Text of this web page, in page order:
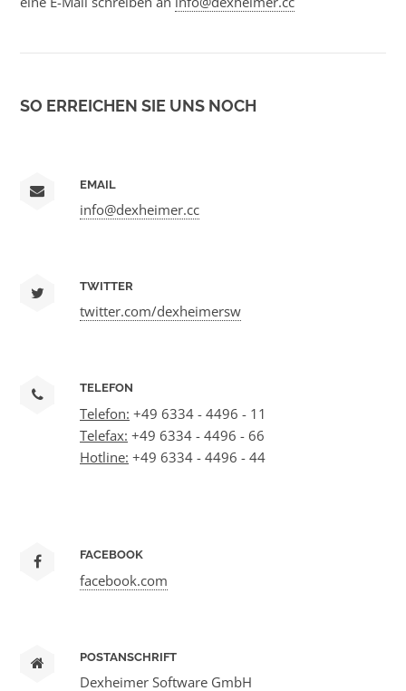
SO ERREICHEN SIE UNS NOCH
EMAIL
info@dexheimer.cc
TWITTER
twitter.com/dexheimersw
TELEFON
Telefon: +49 6334 - 4496 - 11
Telefax: +49 6334 - 4496 - 66
Hotline: +49 6334 - 4496 - 44
FACEBOOK
facebook.com
POSTANSCHRIFT
Dexheimer Software GmbH